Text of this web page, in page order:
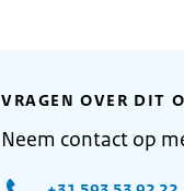
VRAGEN OVER DIT
Neem contact op